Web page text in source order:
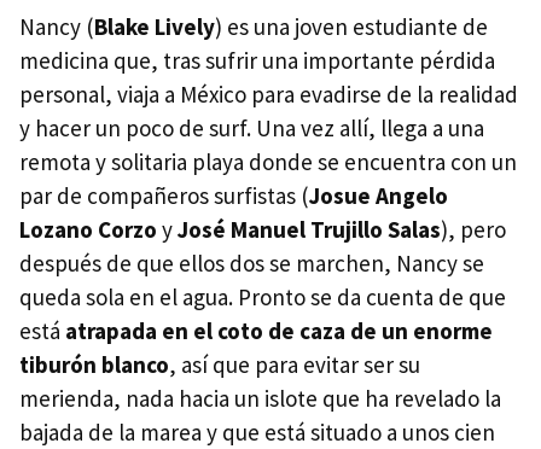
Nancy (Blake Lively) es una joven estudiante de
medicina que, tras sufrir una importante pérdida
personal, viaja a México para evadirse de la realidad
y hacer un poco de surf. Una vez allí, llega a una
remota y solitaria playa donde se encuentra con un
par de compañeros surfistas (Josue Angelo
Lozano Corzo yJosé Manuel Trujillo Salas), pero
después de que ellos dos se marchen, Nancy se
queda sola en el agua. Pronto se da cuenta de que
está atrapada en el coto de caza de un enorme
tiburón blanco, así que para evitar ser su
merienda, nada hacia un islote que ha revelado la
bajada de la marea y que está situado a unos cien